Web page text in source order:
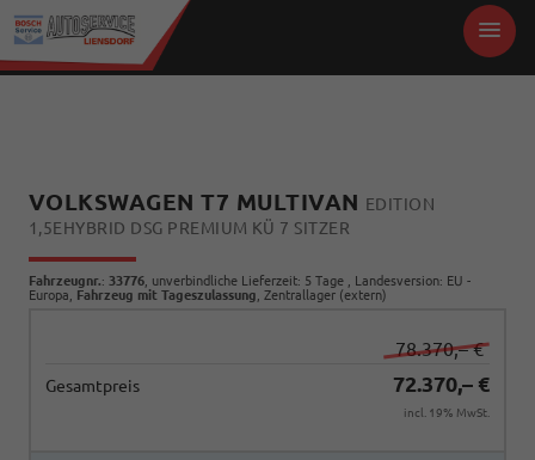
VOLKSWAGEN T7 MULTIVAN EDITION
1,5EHYBRID DSG PREMIUM KÜ 7 SITZER
Fahrzeugnr.: 33776 , unverbindliche Lieferzeit: 5 Tage , Landesversion: EU -
Europa, Fahrzeug mit Tageszulassung , Zentrallager (extern)
78.370,– €
Gesamtpreis 72.370,– €
incl. 19% MwSt.